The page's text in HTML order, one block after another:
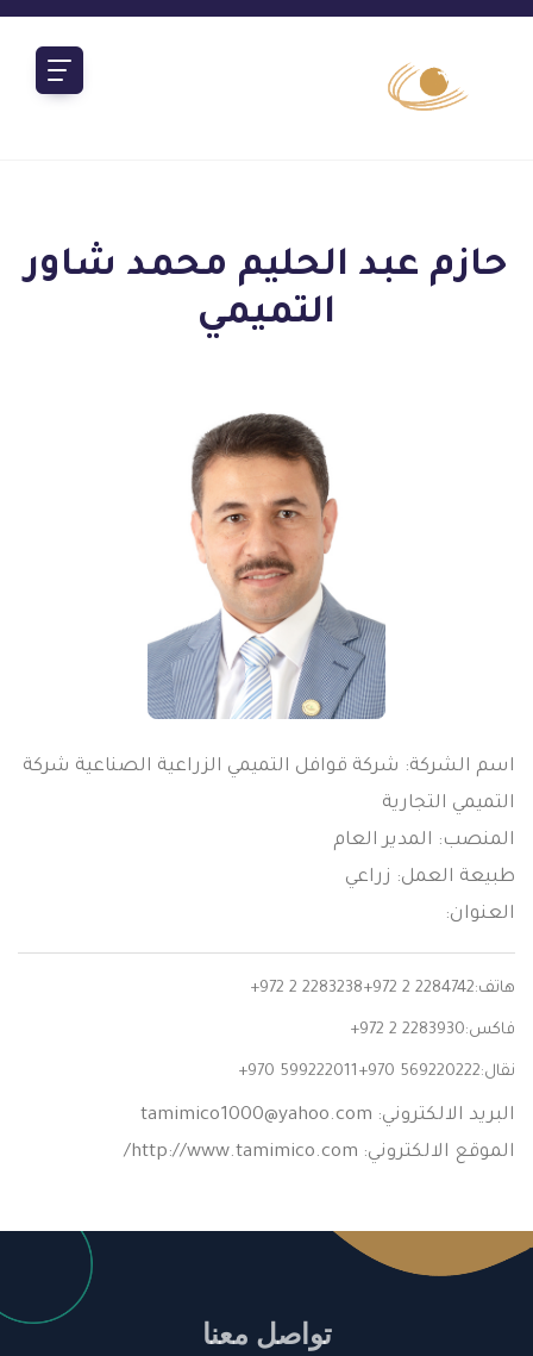
حازم عبد الحليم محمد شاور
التميمي
اسم الشركة: شركة قوافل التميمي الزراعية الصناعية شركة
التميمي التجارية
المنصب: المدير العام
طبيعة العمل: زراعي
العنوان:
هاتف:+972 2 2283238+972 2 2284742
فاكس:+972 2 2283930
نقال:+970 599222011+970 569220222
البريد الالكتروني: tamimico1000@yahoo.com
الموقع الالكتروني: http://www.tamimico.com/
تواصل معنا